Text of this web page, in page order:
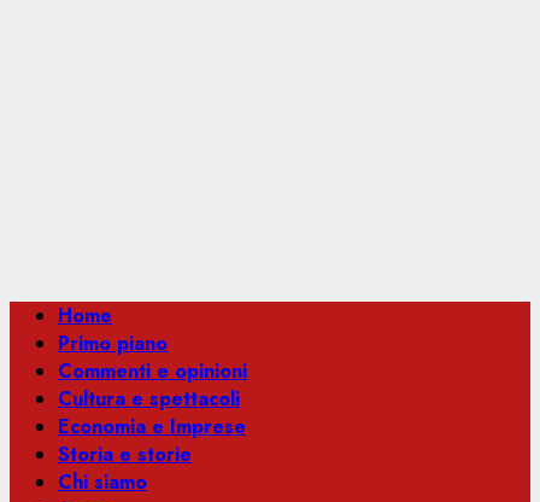
Menu
principale
Home
Primo piano
Commenti e opinioni
Cultura e spettacoli
Economia e Imprese
Storia e storie
Chi siamo